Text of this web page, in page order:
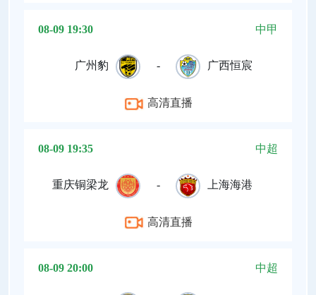
08-09 19:30 中甲
广州豹 - 广西恒宸
高清直播
08-09 19:35 中超
重庆铜梁龙 - 上海海港
高清直播
08-09 20:00 中超